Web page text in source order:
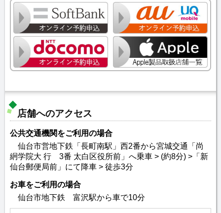
店舗へのアクセス
公共交通機関をご利用の場合
仙台市営地下鉄「長町南駅」西2番から宮城交通「尚
絅学院大 行 3番 太白区役所前」へ乗車 > (約8分) >「新
仙台郵便局前」にて降車 > 徒歩3分
お車をご利用の場合
仙台市地下鉄 富沢駅から車で10分